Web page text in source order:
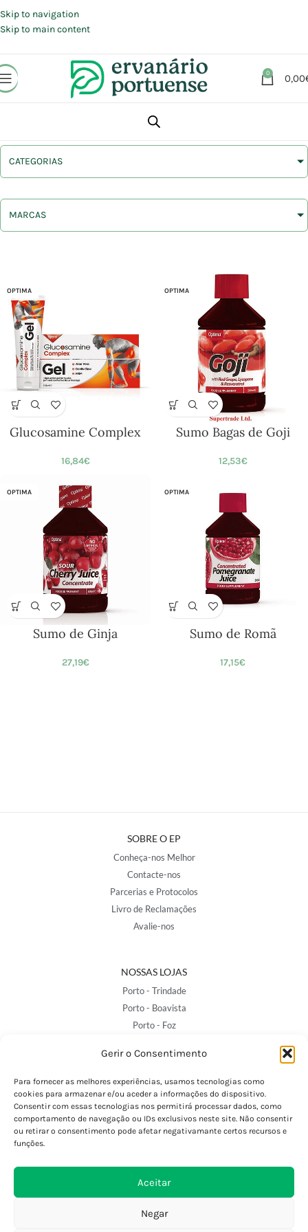
Gerir o Consentimento
Para fornecer as melhores experiências, usamos tecnologias como
cookies para armazenar e/ou aceder a informações do dispositivo.
Consentir com essas tecnologias nos permitirá processar dados, como
comportamento de navegação ou IDs exclusivos neste site. Não consentir
ou retirar o consentimento pode afetar negativamante certos recursos e
funções.
Aceitar
Negar
Skip to navigation
Skip to main content
0 0,00
CATEGORIAS
MARCAS
OPTIMA
Glucosamine Complex
16,84€
OPTIMA
Sumo Bagas de Goji
12,53€
OPTIMA
Sumo de Ginja
27,19€
OPTIMA
Sumo de Romã
17,15€
SOBRE O EP
Conheça-nos Melhor
Contacte-nos
Parcerias e Protocolos
Livro de Reclamações
Avalie-nos
NOSSAS LOJAS
Porto - Trindade
Porto - Boavista
Porto - Foz
Viana do Castelo
Barcelos
SAIBA MAIS
Termos e Condições
Custos de Envio